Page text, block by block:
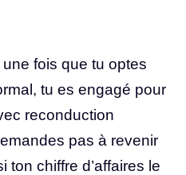
fois que tu optes
tu es engagé pour
reconduction
pas à revenir
ton chiffre d’affaires le